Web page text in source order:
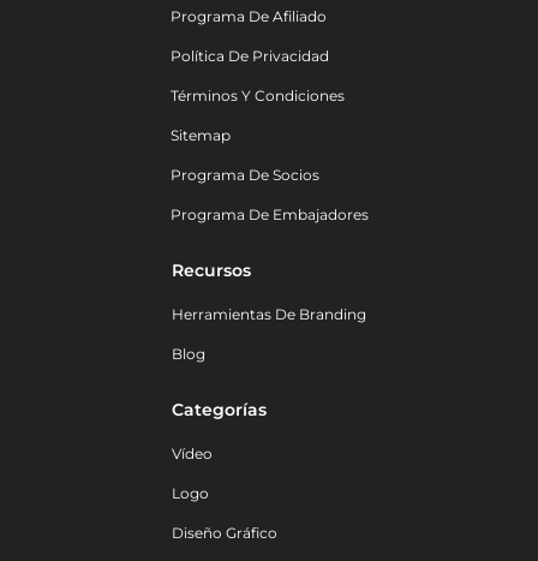
Programa De Afiliado
Política De Privacidad
Términos Y Condiciones
Sitemap
Programa De Socios
Programa De Embajadores
Recursos
Herramientas De Branding
Blog
Categorías
Vídeo
Logo
Diseño Gráfico